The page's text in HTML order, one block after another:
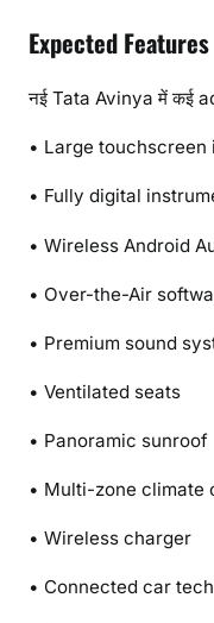
Expected Features
नई Tata Avinya में कई
• Large
• Fully digital
• Wireless Android
• Over-the-Air
• Premium sound
• Ventilated seats
• Panoramic sunroof
• Multi-zone climate
• Wireless charger
• Connected car